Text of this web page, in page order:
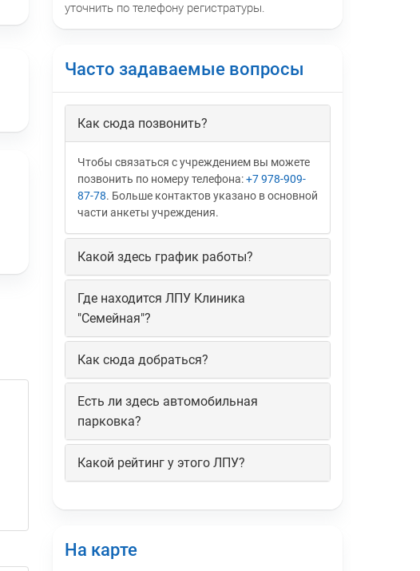
уточнить по телефону регистратуры.
Часто задаваемые вопросы
Как сюда позвонить?
Чтобы связаться с учреждением вы можете
позвонить по номеру телефона:+7 978-909-
87-78. Больше контактов указано в основной
части анкеты учреждения.
Какой здесь график работы?
Где находится ЛПУ Клиника
"Семейная"?
Как сюда добраться?
Есть ли здесь автомобильная
парковка?
Какой рейтинг у этого ЛПУ?
На карте